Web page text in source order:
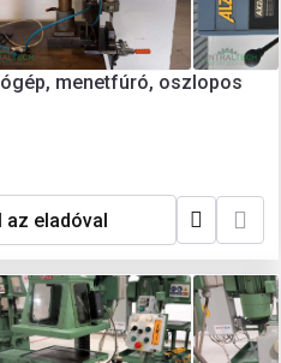
menetfúró, oszlopos
eladóval